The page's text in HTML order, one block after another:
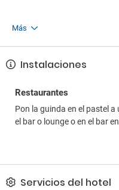
Más
Instalaciones
Restaurantes
Pon la guinda en el pastel
el bar o lounge o en el bar
Servicios del hotel